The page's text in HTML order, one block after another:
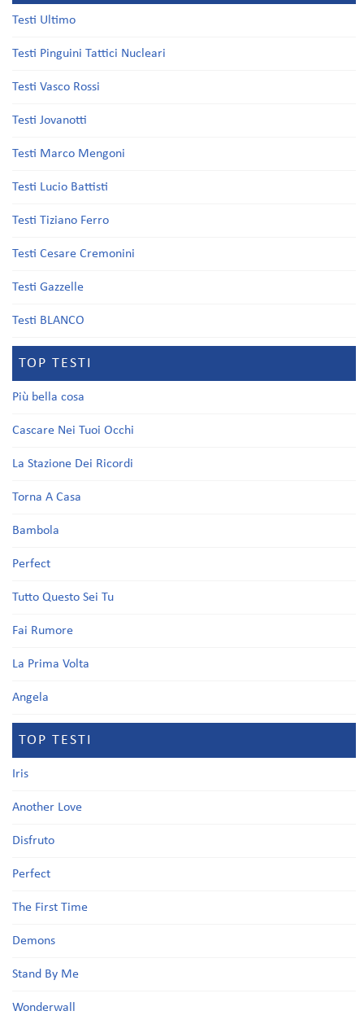
Testi Ultimo
Testi Pinguini Tattici Nucleari
Testi Vasco Rossi
Testi Jovanotti
Testi Marco Mengoni
Testi Lucio Battisti
Testi Tiziano Ferro
Testi Cesare Cremonini
Testi Gazzelle
Testi BLANCO
TOP TESTI
Più bella cosa
Cascare Nei Tuoi Occhi
La Stazione Dei Ricordi
Torna A Casa
Bambola
Perfect
Tutto Questo Sei Tu
Fai Rumore
La Prima Volta
Angela
TOP TESTI
Iris
Another Love
Disfruto
Perfect
The First Time
Demons
Stand By Me
Wonderwall